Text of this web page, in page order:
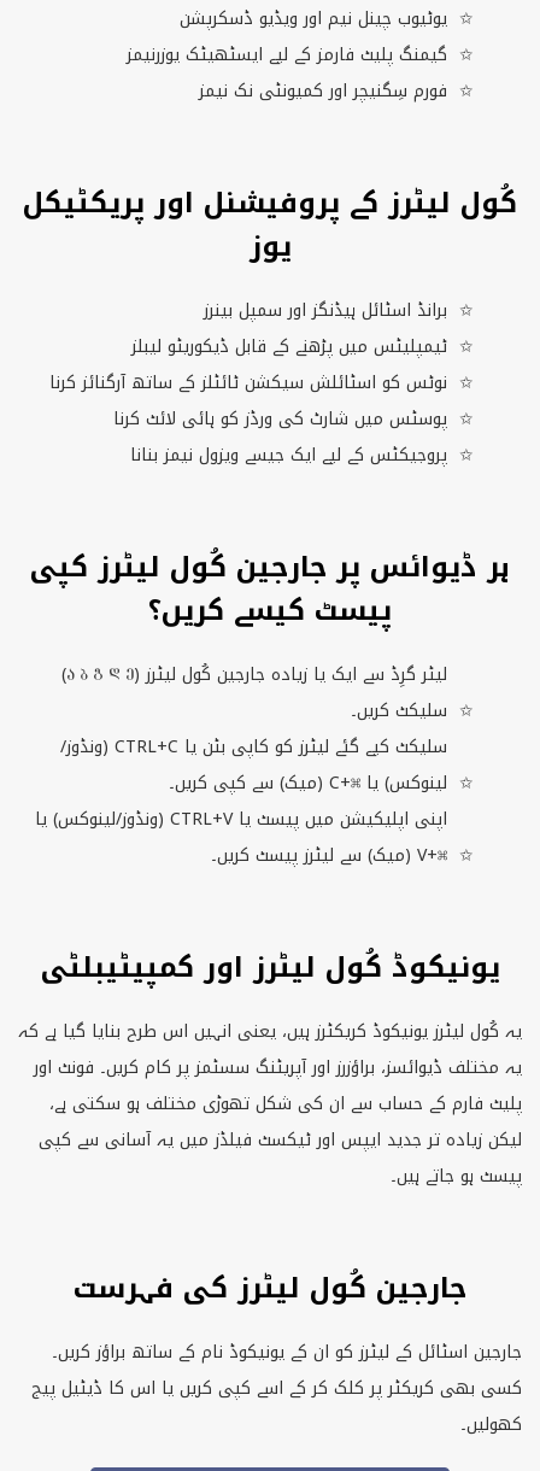
یوٹیوب چینل نیم اور ویڈیو ڈسکرپشن
گیمنگ پلیٹ فارمز کے لیے ایسٹھیٹک یوزرنیمز
فورم سِگنیچر اور کمیونٹی نک نیمز
کُول لیٹرز کے پروفیشنل اور پریکٹیکل
یوز
برانڈ اسٹائل ہیڈنگز اور سمپل بینرز
ٹیمپلیٹس میں پڑھنے کے قابل ڈیکوریٹو لیبلز
نوٹس کو اسٹائلش سیکشن ٹائٹلز کے ساتھ آرگنائز کرنا
پوسٹس میں شارٹ کی ورڈز کو ہائی لائٹ کرنا
پروجیکٹس کے لیے ایک جیسے ویزول نیمز بنانا
ہر ڈیوائس پر جارجین کُول لیٹرز کپی
پیسٹ کیسے کریں؟
لیٹر گرِڈ سے ایک یا زیادہ جارجین کُول لیٹرز (Ⴀ Ⴁ Ⴂ Ⴃ Ⴄ)
سلیکٹ کریں۔
سلیکٹ کیے گئے لیٹرز کو کاپی بٹن یا CTRL+C (ونڈوز/
لینوکس) یا ⌘+C (میک) سے کپی کریں۔
اپنی اپلیکیشن میں پیسٹ یاCTRL+V (ونڈوز/لینوکس) یا
⌘+
V (میک) سے لیٹرز پیسٹ کریں۔
یونیکوڈ کُول لیٹرز اور کمپیٹیبلٹی
یہ کُول لیٹرز یونیکوڈ کریکٹرز ہیں، یعنی انہیں اس طرح بنایا گیا ہے کہ
یہ مختلف ڈیوائسز، براؤزرز اور آپریٹنگ سسٹمز پر کام کریں۔ فونٹ اور
پلیٹ فارم کے حساب سے ان کی شکل تھوڑی مختلف ہو سکتی ہے،
لیکن زیادہ تر جدید ایپس اور ٹیکسٹ فیلڈز میں یہ آسانی سے کپی
پیسٹ ہو جاتے ہیں۔
جارجین کُول لیٹرز کی فہرست
جارجین اسٹائل کے لیٹرز کو ان کے یونیکوڈ نام کے ساتھ براؤز کریں۔
کسی بھی کریکٹر پر کلک کر کے اسے کپی کریں یا اس کا ڈیٹیل پیج
کھولیں۔